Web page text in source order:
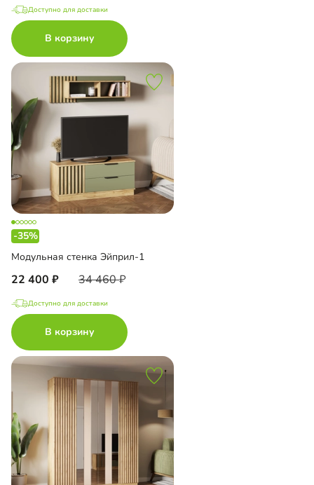
Доступно для доставки
В корзину
-35%
Модульная стенка Эйприл-1
22 400 34 460
Доступно для доставки
В корзину